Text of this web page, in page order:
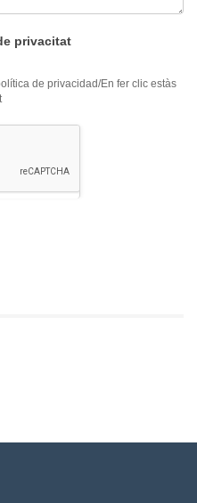
privacitat
de privacidad/En fer clic estàs